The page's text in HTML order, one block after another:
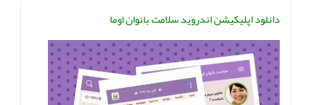
دانلود اپلیکیشن اندروید سلامت بانوان اوما